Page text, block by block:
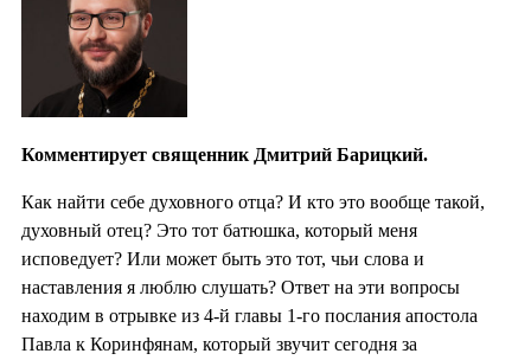
Комментирует священник Дмитрий Барицкий.
Как найти себе духовного отца? И кто это вообще такой,
духовный отец? Это тот батюшка, который меня
исповедует? Или может быть это тот, чьи слова и
наставления я люблю слушать? Ответ на эти вопросы
находим в отрывке из 4-й главы 1-го послания апостола
Павла к Коринфянам, который звучит сегодня за